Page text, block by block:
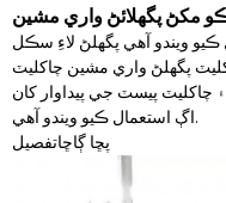
مکڻ پگھلائڻ واري مشين
ويندو آهي پگھلڻ لاءِ سڪل
پگھلڻ واري مشين چاکليٽ
چاکليٽ پيسٽ جي پيداوار کان
اڳ استعمال ڪيو ويندو آهي.
پڇا ڳاڇاتفصيل